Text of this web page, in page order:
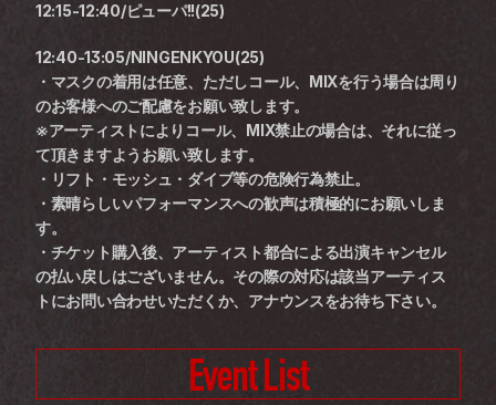
12:15-12:40/ピューパ!!(25)
12:40-13:05/NINGENKYOU(25)
・マスクの着用は任意、ただしコール、MIXを行う場合は周り
のお客様へのご配慮をお願い致します。
※アーティストによりコール、MIX禁止の場合は、それに従っ
て頂きますようお願い致します。
・リフト・モッシュ・ダイブ等の危険行為禁止。
・素晴らしいパフォーマンスへの歓声は積極的にお願いしま
す。
・チケット購入後、アーティスト都合による出演キャンセル
の払い戻しはございません。その際の対応は該当アーティス
トにお問い合わせいただくか、アナウンスをお待ち下さい。
Event List